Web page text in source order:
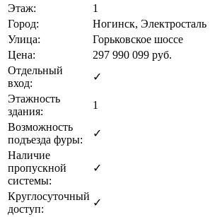
Этаж:
1
Город:
Ногинск, Электросталь
Улица:
Горьковское шоссе
Цена:
297 990 099 руб.
Отдельный
вход:
✓
Этажность
здания:
1
Возможность
подъезда фуры:
✓
Наличие
пропускной
системы:
✓
Круглосуточный
доступ:
✓